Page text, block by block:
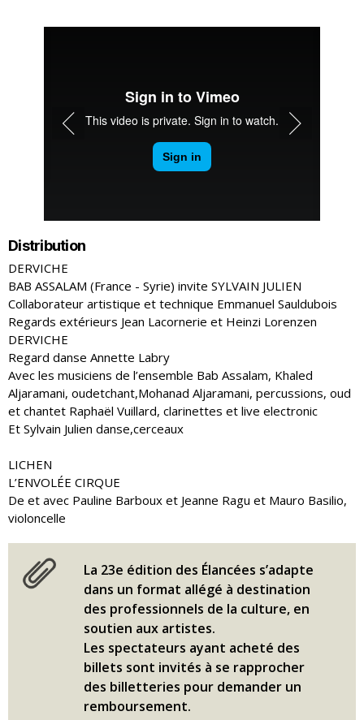
Distribution
DERVICHE
BAB ASSALAM (France - Syrie) invite SYLVAIN JULIEN
Collaborateur artistique et technique Emmanuel Sauldubois
Regards extérieurs Jean Lacornerie et Heinzi Lorenzen
DERVICHE
Regard danse Annette Labry
Avec les musiciens de l’ensemble Bab Assalam, Khaled
Aljaramani, oudetchant,Mohanad Aljaramani, percussions, oud
et chantet Raphaël Vuillard, clarinettes et live electronic
Et Sylvain Julien danse,cerceaux
LICHEN
L’ENVOLÉE CIRQUE
De et avec Pauline Barboux et Jeanne Ragu et Mauro Basilio,
violoncelle
La 23e édition des Élancées s’adapte
dans un format allégé à destination
des professionnels de la culture, en
soutien aux artistes.
Les spectateurs ayant acheté des
billets sont invités à se rapprocher
des billetteries pour demander un
remboursement.